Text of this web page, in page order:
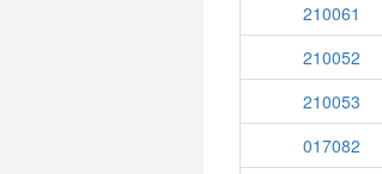
210061
210052
210053
017082